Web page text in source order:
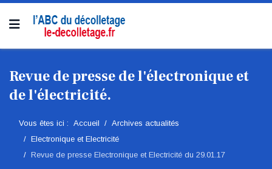
Revue de presse de l'électronique et
de l'électricité.
Vous êtes ici : Accueil
Archives actualités
Electronique et Electricité
Revue de presse Electronique et Electricité du 29.01.17